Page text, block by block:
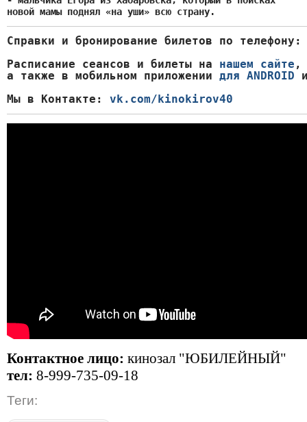
новой мамы поднял «на уши» всю страну.
Справки и бронирование билетов по
Расписание сеансов и билеты на нашем сайте ,
а также в мобильном приложении для ANDROID
Мы в Контакте: vk.com/kinokirov40
Контактное лицо: кинозал "ЮБИЛЕЙНЫЙ"
тел: 8-999-735-09-18
Теги: